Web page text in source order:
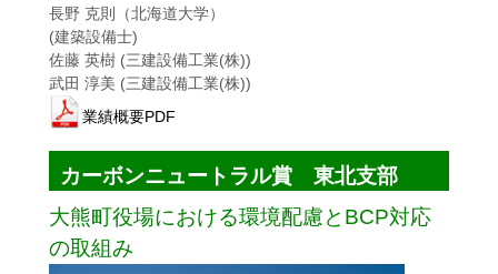
長野 克則（北海道大学）
(建築設備士)
佐藤 英樹 (三建設備工業(株))
武田 淳美 (三建設備工業(株))
業績概要PDF
カーボンニュートラル賞 東北支部
大熊町役場における環境配慮とBCP対応
の取組み